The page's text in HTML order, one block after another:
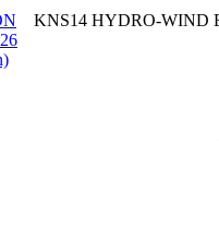
KNS14 HYDRO-WIND